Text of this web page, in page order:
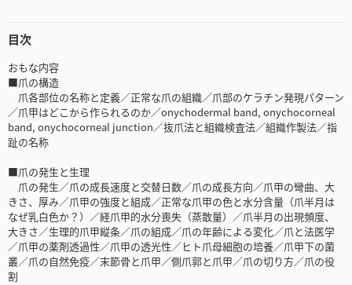
目次
おもな内容
■爪の構造
爪各部位の名称と定義／正常な爪の組織／爪部のケラチン発現パターン
／爪甲はどこから作られるのか／onychodermal band, onychocorneal
band, onychocorneal junction／抜爪法と組織検査法／組織作製法／指
趾の名称
■爪の発生と生理
爪の発生／爪の成長速度と交替日数／爪の成長方向／爪甲の彎曲、大
きさ、厚み／爪甲の強度と組成／正常な爪甲の色と水分含量（爪半月は
なぜ乳白色か？）／経爪甲的水分喪失（蒸散量）／爪半月の出現頻度、
大きさ／生理的爪甲縦条／爪の組成／爪の年齢による変化／爪と法医学
／爪甲の薬剤透過性／爪甲の透光性／ヒト爪母細胞の培養／爪甲下の菌
叢／爪の自然免疫／末節骨と爪甲／側爪郭と爪甲／爪の切り方／爪の役
割